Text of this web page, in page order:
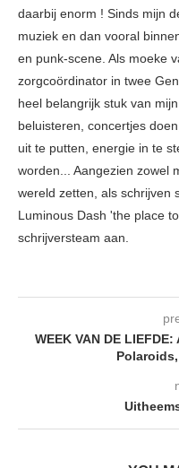
daarbij enorm ! Sinds mijn
muziek en dan vooral
en punk-scene. Als moeke
zorgcoördinator in twee
heel belangrijk stuk van
beluisteren, concertjes
uit te putten, energie in te
worden... Aangezien zowel
wereld zetten, als schrijven
Luminous Dash 'the place
schrijversteam aan.
WEEK VAN DE